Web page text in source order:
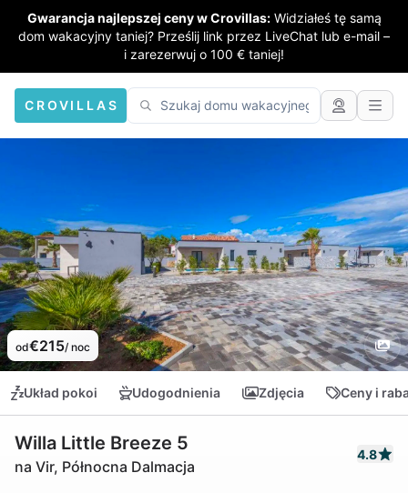
Gwarancja najlepszej ceny w Crovillas: Widziałeś tę samą
dom wakacyjny taniej? Prześlij link przez LiveChat lub e-mail –
i zarezerwuj o 100 € taniej!
CROVILLAS
od€215/ noc
Układ pokoi Udogodnienia Zdjęcia Ceny i
Willa Little Breeze 5
na Vir, Północna Dalmacja
4.8